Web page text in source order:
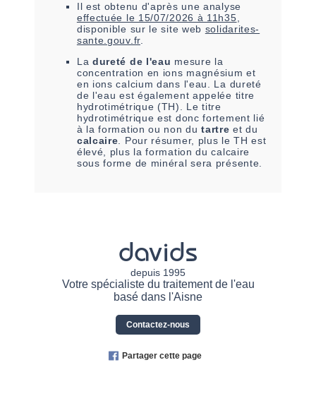
Il est obtenu d'après une analyse
effectuée le 15/07/2026 à 11h35
disponible sur le site web solidarites-
sante.gouv.fr.
La dureté de l'eau mesure la
concentration en ions magnésium et
en ions calcium dans l'eau. La dureté
de l'eau est également appelée titre
hydrotimétrique (TH). Le titre
hydrotimétrique est donc fortement lié
à la formation ou non dutartre et du
calcaire . Pour résumer, plus le TH est
élevé, plus la formation du calcaire
sous forme de minéral sera présente.
davids
depuis 1995
Votre spécialiste du traitement de l'eau
basé dans l'Aisne
Contactez-nous
Partager cette page